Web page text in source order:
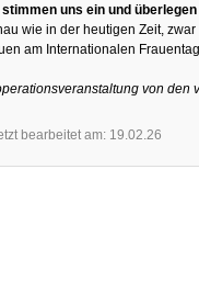
stimmen uns ein und
wie in der heutigen Zeit,
am Internationalen
von den
bearbeitet am: 19.02.26